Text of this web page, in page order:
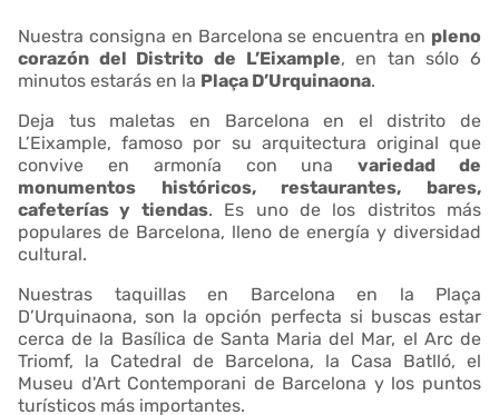
Nuestra consigna en Barcelona se encuentra en pleno
corazón del Distrito de L’Eixample, en tan sólo 6
minutos estarás en la Plaça D’Urquinaona.
Deja tus maletas en Barcelona en el distrito de
L’Eixample, famoso por su arquitectura original que
convive en armonía con unavariedad de
monumentos históricos, restaurantes, bares,
cafeterías y tiendas. Es uno de los distritos más
populares de Barcelona, lleno de energía y diversidad
cultural.
Nuestras taquillas en Barcelona en la Plaça
D’Urquinaona, son la opción perfecta si buscas estar
cerca de la Basílica de Santa Maria del Mar, el Arc de
Triomf, la Catedral de Barcelona, la Casa Batlló, el
Museu d'Art Contemporani de Barcelona y los puntos
turísticos más importantes.